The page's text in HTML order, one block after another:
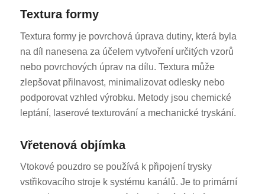
Textura formy
Textura formy je povrchová úprava dutiny, která byla
na díl nanesena za účelem vytvoření určitých vzorů
nebo povrchových úprav na dílu. Textura může
zlepšovat přilnavost, minimalizovat odlesky nebo
podporovat vzhled výrobku. Metody jsou chemické
leptání, laserové texturování a mechanické tryskání.
Vřetenová objímka
Vtokové pouzdro se používá k připojení trysky
vstřikovacího stroje k systému kanálů. Je to primární